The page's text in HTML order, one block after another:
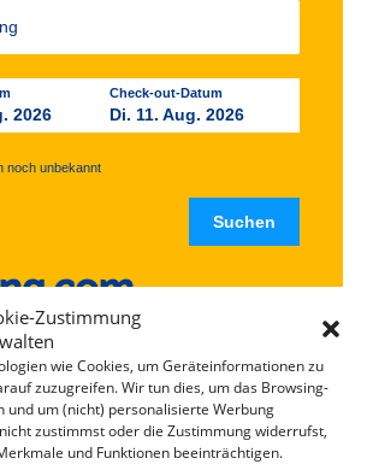
Zustimmung
wie Cookies, um Geräteinformationen zu
zuzugreifen. Wir tun dies, um das Browsing-
und um (nicht) personalisierte Werbung
zustimmst oder die Zustimmung widerrufst,
und Funktionen beeinträchtigen.
2026
Check-out-Datum
Di. 11. Aug. 2026
noch unbekannt
uns fast schon fremd